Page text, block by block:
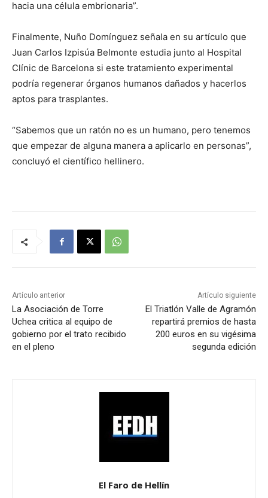
hacia una célula embrionaria”.
Finalmente, Nuño Domínguez señala en su artículo que
Juan Carlos Izpisúa Belmonte estudia junto al Hospital
Clínic de Barcelona si este tratamiento experimental
podría regenerar órganos humanos dañados y hacerlos
aptos para trasplantes.
“Sabemos que un ratón no es un humano, pero tenemos
que empezar de alguna manera a aplicarlo en personas”,
concluyó el científico hellinero.
Artículo anterior
La Asociación de Torre
Uchea critica al equipo de
gobierno por el trato recibido
en el pleno
Artículo siguiente
El Triatlón Valle de Agramón
repartirá premios de hasta
200 euros en su vigésima
segunda edición
El Faro de Hellín